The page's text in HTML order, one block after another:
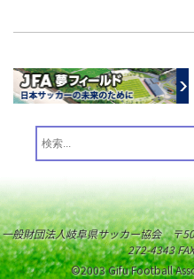
一般財団法人岐阜県サッカー協会 〒
272-4343
©2003 Gifu Football